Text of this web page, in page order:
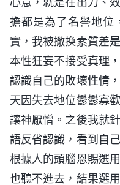
擔都是為了名譽地位
實，我被撤换素質差
本性狂妄不接受真理
認識自己的敗壞性情
天因失去地位鬱鬱寡
讓神厭憎。之後我就
語反省認識，看到自
根據人的頭腦恩賜選
也聽不進去，結果選